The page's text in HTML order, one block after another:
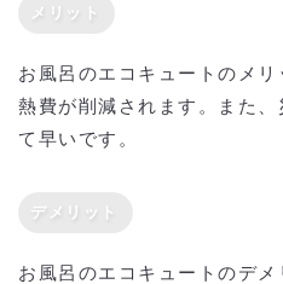
メリット
お風呂のエコキュートのメ
熱費が削減されます。また
て早いです。
デメリット
お風呂のエコキュートのデ